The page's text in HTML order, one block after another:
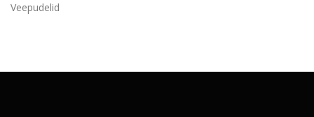
Veepudelid